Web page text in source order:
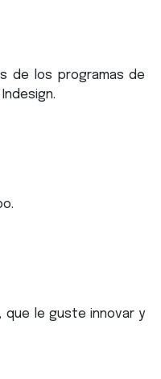
de los programas de
que le guste innovar y